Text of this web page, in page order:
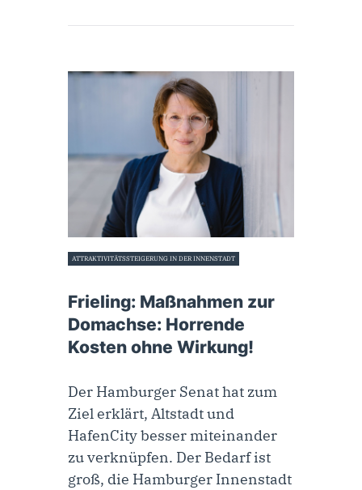
ATTRAKTIVITÄTSSTEIGERUNG IN DER INNENSTADT
Frieling: Maßnahmen zur
Domachse: Horrende
Kosten ohne Wirkung!
Der Hamburger Senat hat zum
Ziel erklärt, Altstadt und
HafenCity besser miteinander
zu verknüpfen. Der Bedarf ist
groß, die Hamburger Innenstadt